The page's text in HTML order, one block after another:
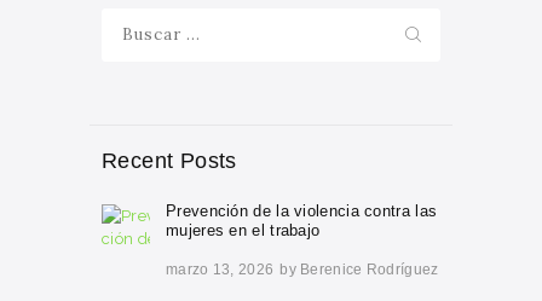
Recent Posts
Prevención de la violencia contra las
mujeres en el trabajo
marzo 13, 2026 by Berenice Rodríguez